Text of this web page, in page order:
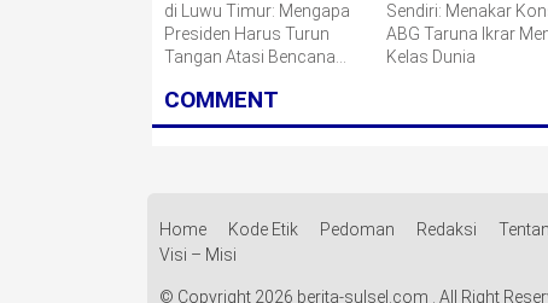
di Luwu Timur: Mengapa
Presiden Harus Turun
Tangan Atasi Bencana
Sendiri: Menakar
ABG Taruna Ikrar
Kelas Dunia
COMMENT
Home Kode Etik Pedoman Redaksi
Visi – Misi
© Copyright 2026 berita-sulsel.com . All Right